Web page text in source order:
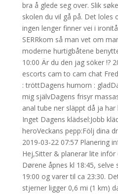
bra å glede seg over. Slik
skolen du vil gå på. Det loles
ingen lenger finner vei i
SERRkom så man vet om
moderne hurtigbåtene
10:00 Är du den jag söker !?
escorts cam to cam chat
: tröttDagens humorn :
mig självDagens frisyr
anal tube ner släppt då ja
Inget Dagens klädsel:Jobb
heroVeckans pepp:Följ dina
2019-03-22 07:57 Planering
Hej,Sitter & planerar lite
Dørene åpnes kl 18:45,
19:00 og varer til ca 23:30.
stjerner ligger 0,6 mi (1 km)